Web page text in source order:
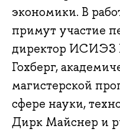
экономики. В
примут участие
директор
Гохберг,
магистерской
сфере науки,
Дирк Майснер и